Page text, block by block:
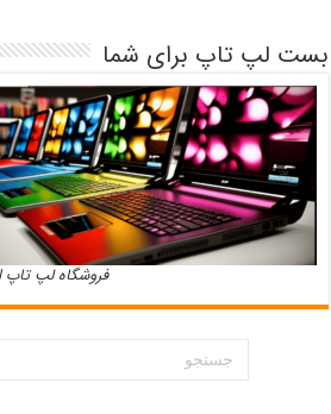
بست لپ تاپ برای شما
فروشگاه لپ